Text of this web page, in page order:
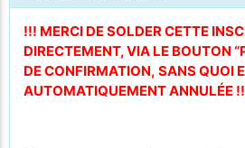
!!! MERCI DE SOLDER CETTE
DIRECTEMENT, VIA LE BOUTON
DE CONFIRMATION, SANS QUOI
AUTOMATIQUEMENT ANNULÉE